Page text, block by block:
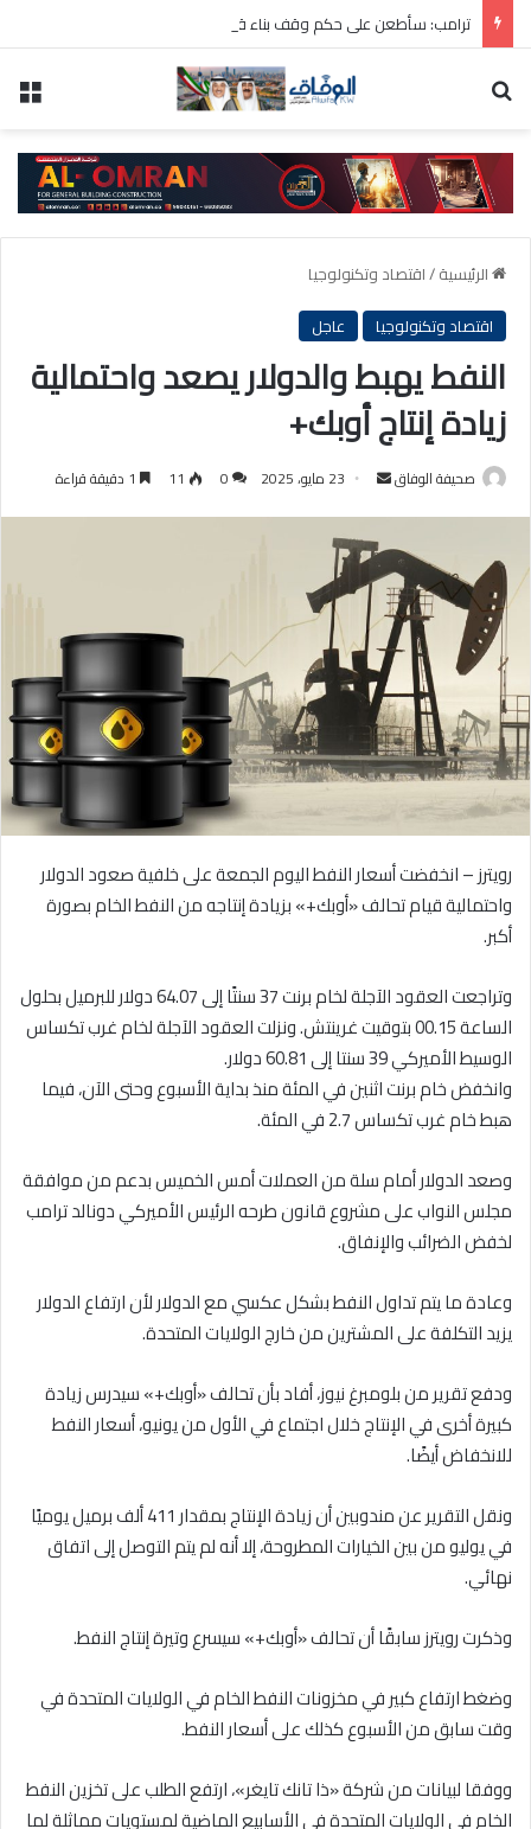
ترامب: سأطعن على حكم وقف بناء قاعة الاحتفالات بالبيت الأبيض
الرئيسية/اقتصاد وتكنولوجيا
اقتصاد وتكنولوجيا
عاجل
النفط يهبط والدولار يصعد واحتمالية
زيادة إنتاج أوبك+
صحيفة الوفاق
أرسل
إلكترونيا
23 مايو، 2025 0
11
رويترز – انخفضت أسعار النفط اليوم الجمعة على خلفية صعود الدولار
واحتمالية قيام تحالف «أوبك+» بزيادة إنتاجه من النفط الخام بصورة
أكبر.
وتراجعت العقود الآجلة لخام برنت 37 سنتًا إلى 64.07 دولار للبرميل بحلول
الساعة 00.15 بتوقيت غرينتش. ونزلت العقود الآجلة لخام غرب تكساس
الوسيط الأميركي 39 سنتا إلى 60.81 دولار.
وانخفض خام برنت اثنين في المئة منذ بداية الأسبوع وحتى الآن، فيما
هبط خام غرب تكساس 2.7 في المئة.
وصعد الدولار أمام سلة من العملات أمس الخميس بدعم من موافقة
مجلس النواب على مشروع قانون طرحه الرئيس الأميركي دونالد ترامب
لخفض الضرائب والإنفاق.
وعادة ما يتم تداول النفط بشكل عكسي مع الدولار لأن ارتفاع الدولار
يزيد التكلفة على المشترين من خارج الولايات المتحدة.
ودفع تقرير من بلومبرغ نيوز، أفاد بأن تحالف «أوبك+» سيدرس زيادة
كبيرة أخرى في الإنتاج خلال اجتماع في الأول من يونيو، أسعار النفط
للانخفاض أيضًا.
ونقل التقرير عن مندوبين أن زيادة الإنتاج بمقدار 411 ألف برميل يوميًا
في يوليو من بين الخيارات المطروحة، إلا أنه لم يتم التوصل إلى اتفاق
نهائي.
وذكرت رويترز سابقًا أن تحالف «أوبك+» سيسرع وتيرة إنتاج النفط.
وضغط ارتفاع كبير في مخزونات النفط الخام في الولايات المتحدة في
وقت سابق من الأسبوع كذلك على أسعار النفط.
ووفقا لبيانات من شركة «ذا تانك تايغر»، ارتفع الطلب على تخزين النفط
الخام في الولايات المتحدة في الأسابيع الماضية لمستويات مماثلة لما